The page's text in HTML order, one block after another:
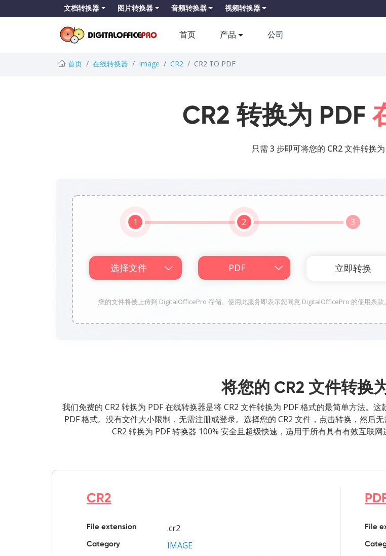
文档转换器 图片转换器 音频转换器 视频转换器
首页 产品 公司
首页 在线转换器 Image CR2 CR2 TO PDF
CR2 转换为 PDF
只需 3 步即可将您的 CR2 文件转换为
1
选择文件
2 3
您的文件将被上传到 DigitalOfficePro 存储。使用此服务即表示您同意 DigitalOfficePro 的使用条款。
将您的 CR2 文件转换
我们免费的 CR2 转换为 PDF 在线转换器是将 CR2 文件转换为 PDF 格式的最简单方法。
PDF 格式。没有文件大小限制，无需注册或登录。选择您的 CR2 文件，点击转换，然后
CR2 转换为 PDF 转换器 100% 安全且超级快速，适用于所有具有有效互联
CR2
File extension .cr2
Category IMAGE
File